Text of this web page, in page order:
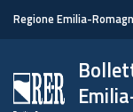
Regione Emilia-